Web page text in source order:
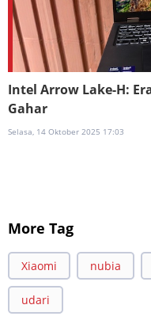
Intel Arrow Lake-H:
Gahar
Selasa, 14 Oktober 2025 17:03
More Tag
Xiaomi nubia
udari